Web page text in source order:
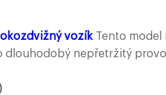
vozík Tento model
dlouhodobý nepřetržitý